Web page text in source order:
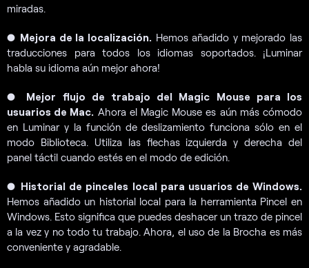
miradas.
● Mejora de la localización.
Hemos añadido y mejorado las
traducciones para todos los idiomas soportados. ¡Luminar
habla su idioma aún mejor ahora!
● Mejor flujo de trabajo del Magic Mouse para los
usuarios de Mac.
Ahora el Magic Mouse es aún más cómodo
en Luminar y la función de deslizamiento funciona sólo en el
modo Biblioteca. Utiliza las flechas izquierda y derecha del
panel táctil cuando estés en el modo de edición.
● Historial de pinceles local para usuarios de Windows.
Hemos añadido un historial local para la herramienta Pincel en
Windows. Esto significa que puedes deshacer un trazo de pincel
a la vez y no todo tu trabajo. Ahora, el uso de la Brocha es más
conveniente y agradable.